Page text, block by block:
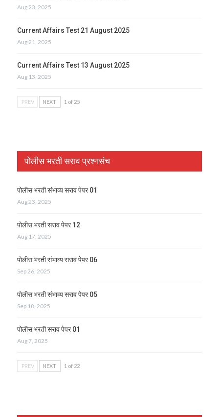
Aug 23, 2025
Current Affairs Test 21 August 2025
Aug 21, 2025
Current Affairs Test 13 August 2025
Aug 13, 2025
PREV NEXT 1 of 25
पोलीस भरती सराव प्रश्नसंच
पोलीस भरती संभाव्य सराव पेपर 01
Aug 23, 2025
पोलीस भरती सराव पेपर 12
Aug 17, 2025
पोलीस भरती संभाव्य सराव पेपर 06
Sep 26, 2025
पोलीस भरती संभाव्य सराव पेपर 05
Sep 18, 2025
पोलीस भरती सराव पेपर 01
Aug 7, 2025
PREV NEXT 1 of 22